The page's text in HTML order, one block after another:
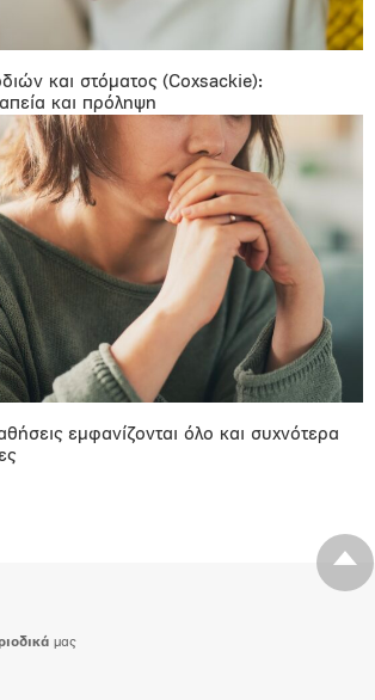
και στόματος (Coxsackie):
και πρόληψη
εμφανίζονται όλο και συχνότερα
μας